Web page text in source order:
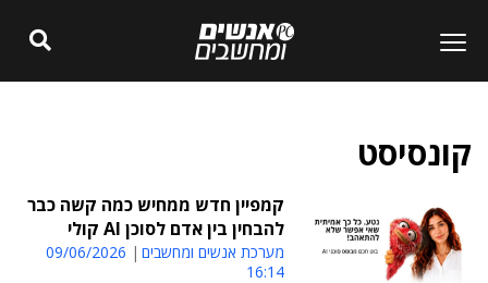
קונסיסט
קמפיין חדש ממחיש כמה קשה כבר
להבחין בין אדם לסוכן AI קולי
מערכת אנשים ומחשבים
09/06/2026
16:14